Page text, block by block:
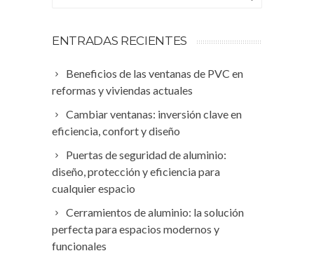
ENTRADAS RECIENTES
Beneficios de las ventanas de PVC en
reformas y viviendas actuales
Cambiar ventanas: inversión clave en
eficiencia, confort y diseño
Puertas de seguridad de aluminio:
diseño, protección y eficiencia para
cualquier espacio
Cerramientos de aluminio: la solución
perfecta para espacios modernos y
funcionales